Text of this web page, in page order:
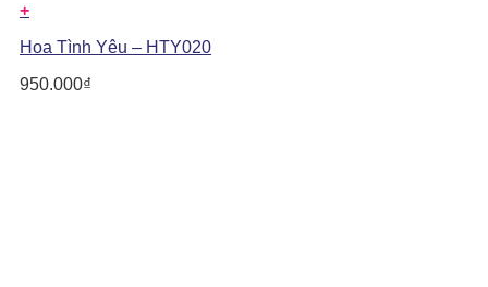
+
Hoa Tình Yêu – HTY020
950.000₫